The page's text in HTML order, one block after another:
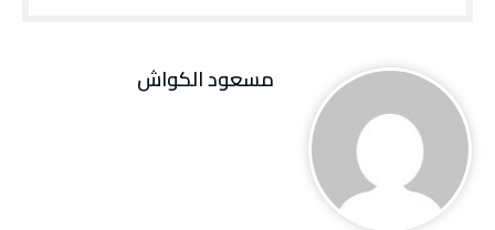
مسعود الكواش